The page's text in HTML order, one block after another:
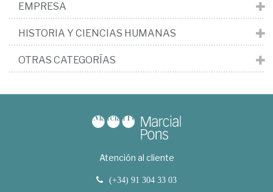
EMPRESA
HISTORIA Y CIENCIAS HUMANAS
OTRAS CATEGORÍAS
Atención al cliente
(+34) 91 304 33 03